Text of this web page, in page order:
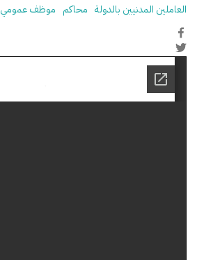
العاملين المدنيين بالدولة محاكم موظف عمومي